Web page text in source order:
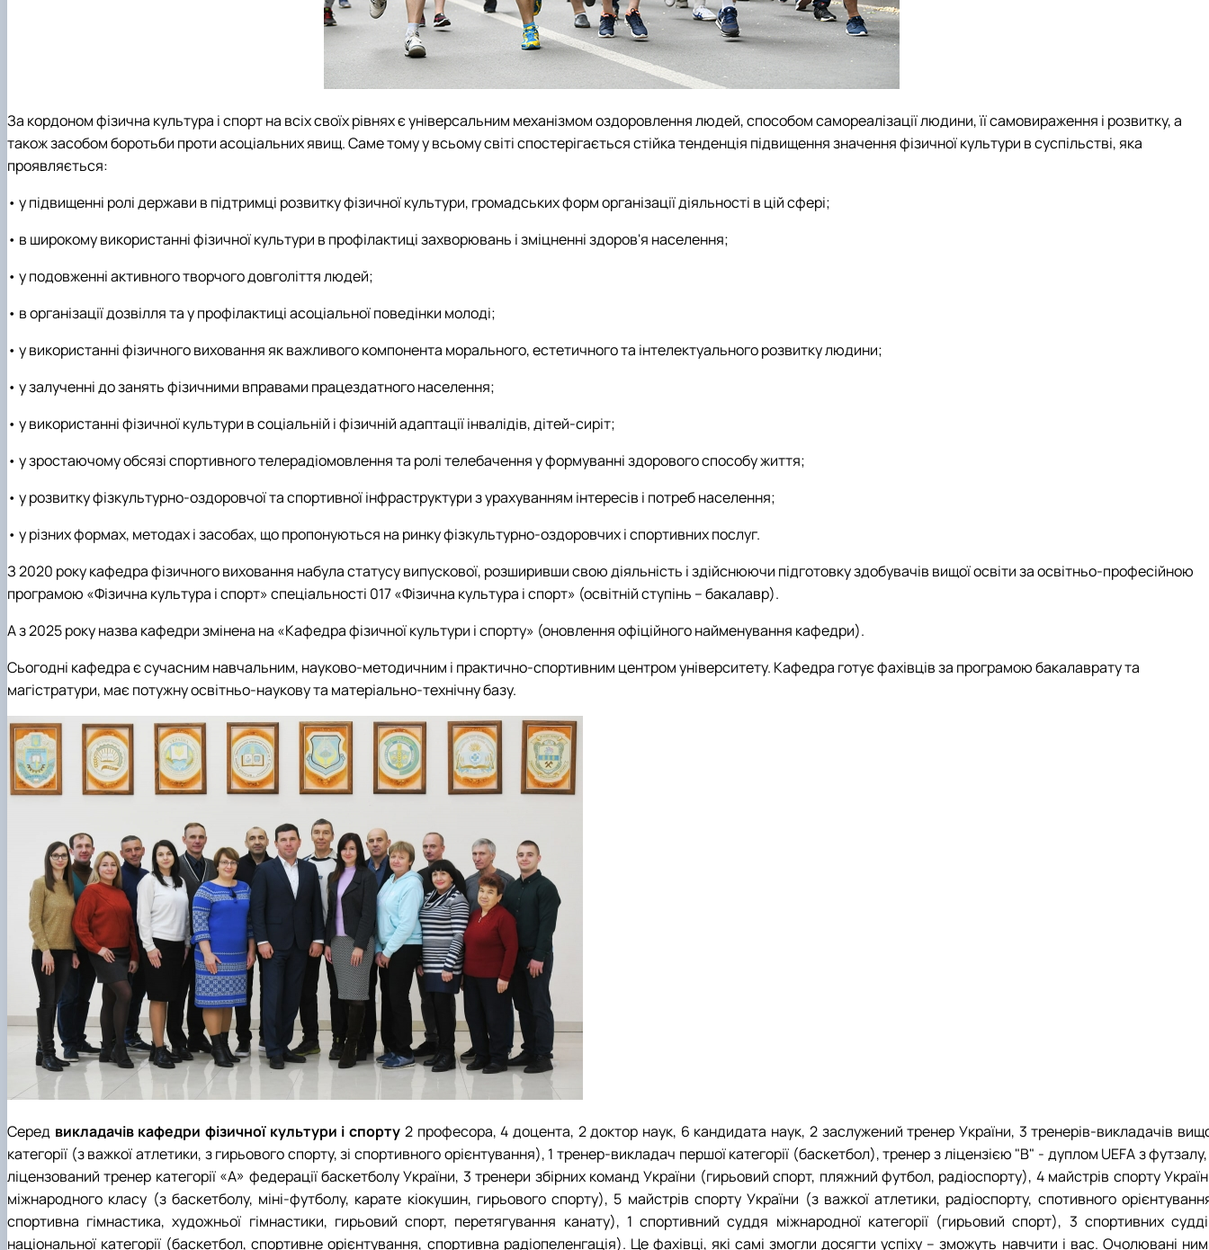
За кордоном фізична культура і спорт на всіх своїх рівнях є універсальним механізмом оздоровлення людей, способом самореалізації людини, її самовираження і розвитку, а
також засобом боротьби проти асоціальних явищ. Саме тому у всьому світі спостерігається стійка тенденція підвищення значення фізичної культури в суспільстві, яка
проявляється:
• у підвищенні ролі держави в підтримці розвитку фізичної культури, громадських форм організації діяльності в цій сфері;
• в широкому використанні фізичної культури в профілактиці захворювань і зміцненні здоров'я населення;
• у подовженні активного творчого довголіття людей;
• в організації дозвілля та у профілактиці асоціальної поведінки молоді;
• у використанні фізичного виховання як важливого компонента морального, естетичного та інтелектуального розвитку людини;
• у залученні до занять фізичними вправами працездатного населення;
• у використанні фізичної культури в соціальній і фізичній адаптації інвалідів, дітей-сиріт;
• у зростаючому обсязі спортивного телерадіомовлення та ролі телебачення у формуванні здорового способу життя;
• у розвитку фізкультурно-оздоровчої та спортивної інфраструктури з урахуванням інтересів і потреб населення;
• у різних формах, методах і засобах, що пропонуються на ринку фізкультурно-оздоровчих і спортивних послуг.
З 2020 року кафедра фізичного виховання набула статусу випускової, розширивши свою діяльність і здійснюючи підготовку здобувачів вищої освіти за освітньо-професійною
програмою «Фізична культура і спорт» спеціальності 017 «Фізична культура і спорт» (освітній ступінь – бакалавр).
А з 2025 року назва кафедри змінена на «Кафедра фізичної культури і спорту» (оновлення офіційного найменування кафедри).
Сьогодні кафедра є сучасним навчальним, науково-методичним і практично-спортивним центром університету. Кафедра готує фахівців за програмою бакалаврату та
магістратури, має потужну освітньо-наукову та матеріально-технічну базу.
Серед викладачів кафедри фізичної культури і спорту 2 професора, 4 доцента, 2 доктор наук, 6 кандидата наук, 2 заслужений тренер України, 3 тренерів-викладачів
категорії (з важкої атлетики, з гирьового спорту, зі спортивного орієнтування), 1 тренер-викладач першої категорії (баскетбол), тренер з ліцензією "В" - дуплом UEFA з футзалу,
ліцензований тренер категорії «А» федерації баскетболу України, 3 тренери збірних команд України (гирьовий спорт, пляжний футбол, радіоспорту), 4 майстрів спорту
міжнародного класу (з баскетболу, міні-футболу, карате кіокушин, гирьового спорту), 5 майстрів спорту України (з важкої атлетики, радіоспорту, спотивного
спортивна гімнастика, художньої гімнастики, гирьовий спорт, перетягування канату), 1 спортивний суддя міжнародної категорії (гирьовий спорт), 3 спортивних
національної категорії (баскетбол, спортивне орієнтування, спортивна радіопеленгація). Це фахівці, які самі змогли досягти успіху – зможуть навчити і вас. Очолювані